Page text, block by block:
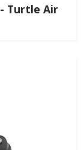
Turtle Air